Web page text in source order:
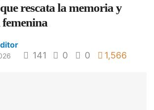
rescata la memoria y
141 0 0 1,566